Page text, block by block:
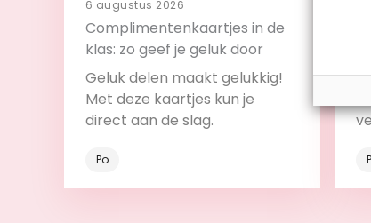
6 augustus 2026
Complimentenkaartjes in de
klas: zo geef je geluk door
Geluk delen maakt gelukkig!
Met deze kaartjes kun je
direct aan de slag.
Po